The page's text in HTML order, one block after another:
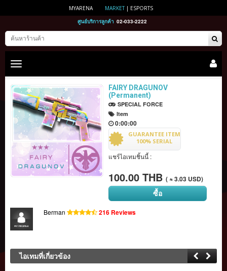
MYARENA MARKET| ESPORTS
ศูนย์บริการลูกค้า 02-033-2222
Toggle
FAIRY DRAGUNOV
(Permanent)
SPECIAL FORCE
Item
0:00:00
GUARANTEE ITEM
100% SERIAL
แชร์ไอเทมชิ้นนี้ :
100.00 THB ( ≈ 3.03 USD)
ซื้อ
Berman 216 Reviews
ไอเทมที่เกี่ยวข้อง